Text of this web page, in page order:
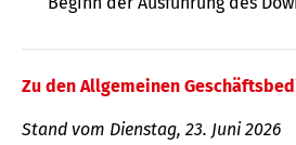
Zu den Allgemeinen
Stand vom Dienstag, 23. Juni 2026